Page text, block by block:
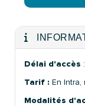
Délai d'accès
Tarif : En
Modalités